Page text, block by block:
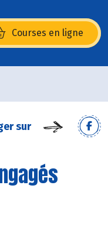
Courses en ligne
sur